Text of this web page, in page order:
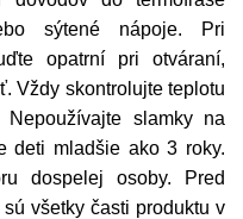
sýtené nápoje. Pri
opatrní pri otváraní,
Vždy skontrolujte teplotu
slamky na
deti mladšie ako 3 roky.
dospelej osoby. Pred
všetky časti produktu v